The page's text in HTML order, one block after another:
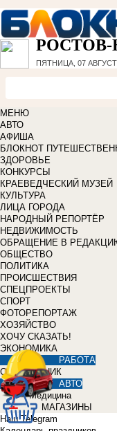
ПЯТНИЦА, 07
МЕНЮ
АВТО
АФИША
БЛОКНОТ
ЗДОРОВЬЕ
КОНКУРСЫ
КРАЕВЕДЧЕСКИЙ МУЗЕЙ
КУЛЬТУРА
ЛИЦА ГОРОДА
НАРОДНЫЙ РЕПОРТЁР
НЕДВИЖИМОСТЬ
ОБРАЩЕНИЕ В
ОБЩЕСТВО
ПОЛИТИКА
ПРОИСШЕСТВИЯ
СПЕЦПРОЕКТЫ
СПОРТ
ФОТОРЕПОРТАЖ
ХОЗЯЙСТВО
ХОЧУ СКАЗАТЬ!
ЭКОНОМИКА
РАБОТА
СПРАВОЧНИК
АВТО
Медицина
МАГАЗИНЫ
Наш Telegram